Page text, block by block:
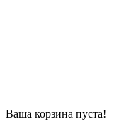
Ваша корзина пуста!